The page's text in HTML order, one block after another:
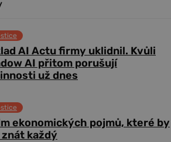
AI Actu firmy uklidnil. Kvůli
AI přitom porušují
už dnes
ekonomických pojmů, které by
znát každý